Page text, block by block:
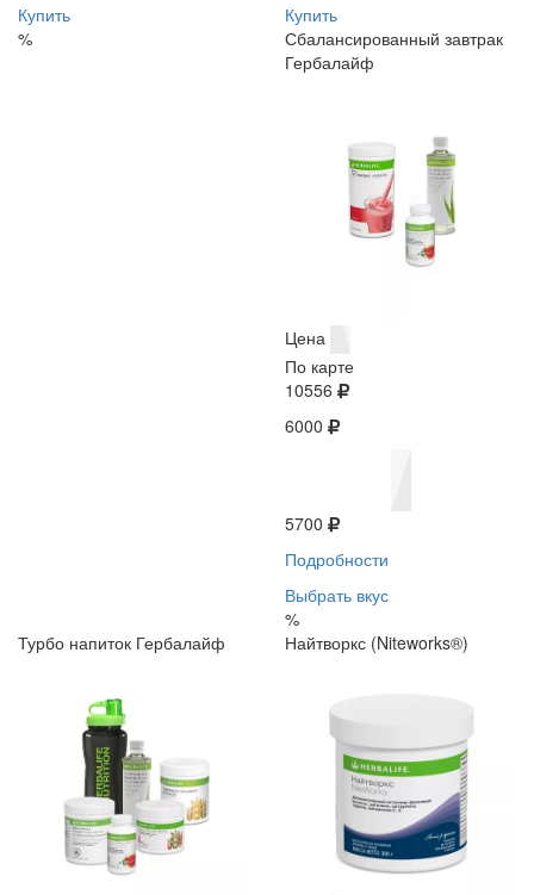
Купить
%
Купить
Сбалансированный завтрак
Гербалайф
Цена
По карте
10556
6000
5700
Подробности
Выбрать вкус
%
Турбо напиток Гербалайф
Найтворкс (Niteworks®)